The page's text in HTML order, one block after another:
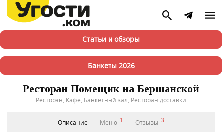
Статьи и обзоры
Банкеты 2026
Ресторан Помещик на Бершанской
Ресторан, Кафе, Банкетный зал, Ресторан доставки
Описание Меню 1 Отзывы 3